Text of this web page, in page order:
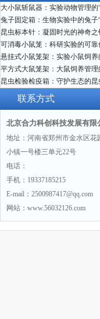
大小鼠斩鼠器：实验动物管理的
兔子固定箱：生物实验中的兔子
昆虫标本针：凝固时光的神奇之
可消毒小鼠笼：科研实验的可靠
悬挂式小鼠笼架：实验小鼠饲
平方式大鼠笼架：大鼠饲养管理
昆虫检验检疫箱：守护生态的昆
联系方式
北京合力科创科技发展有限
地址：河南省郑州市金水区花
小镇一号楼三单元22号
电话：
手机：19337185215
E-mail：2500987417@qq.com
网站：www.56032126.com